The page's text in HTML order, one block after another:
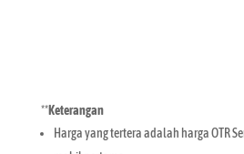
**Keterangan
Harga yang tertera adalah harga OTR